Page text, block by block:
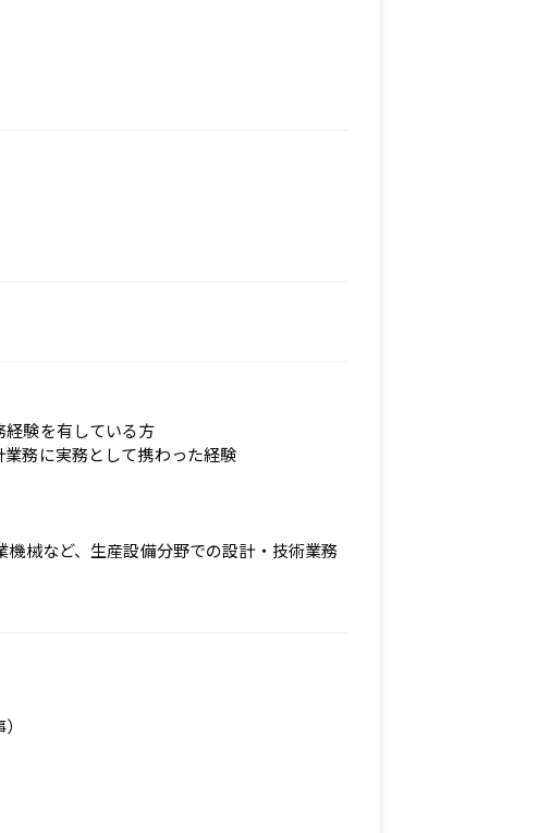
経験を有している方
業務に実務として携わった経験
機械など、生産設備分野での設計・技術業務